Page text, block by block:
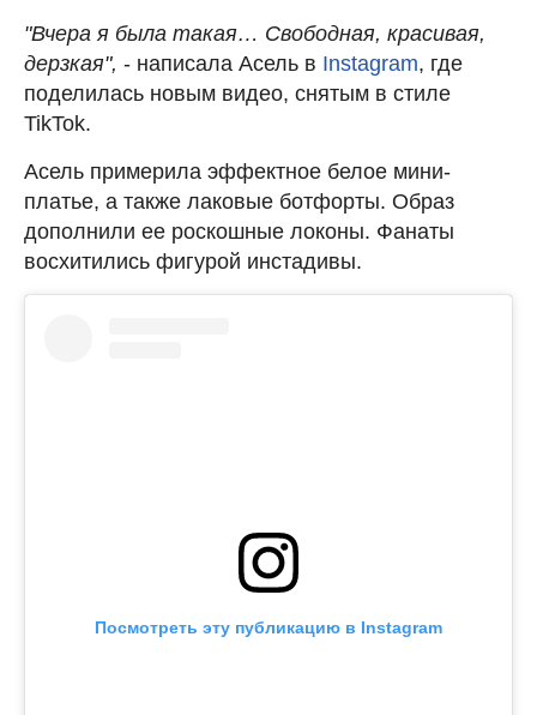
"Вчера я была такая… Свободная, красивая,
дерзкая", - написала Асель в Instagram, где
поделилась новым видео, снятым в стиле
TikTok.
Асель примерила эффектное белое мини-
платье, а также лаковые ботфорты. Образ
дополнили ее роскошные локоны. Фанаты
восхитились фигурой инстадивы.
Посмотреть эту публикацию в Instagram